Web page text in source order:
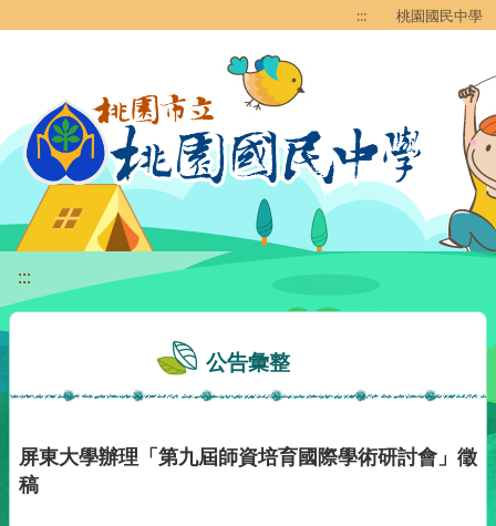
::: 桃園國民中學
:::
公告彙整
屏東大學辦理「第九屆師資培育國際學術研討會」徵
稿